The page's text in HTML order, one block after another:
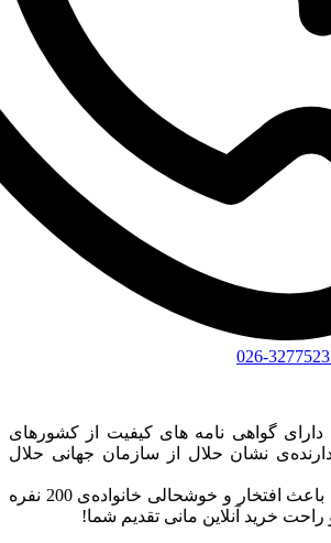
دارای گواهی نامه های کیفیت از کشورهای
نشان حلال از سازمان جهانی حلال
اعتماد و همراهی شما باعث افتخار و خوشحالی خانواده‌ی 200 نفره
خرید آنلاین مانی تقدیم شما!